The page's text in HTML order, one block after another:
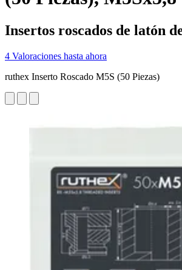
Insertos roscados de latón
4 Valoraciones hasta ahora
ruthex Inserto Roscado M5S (50 Piezas)